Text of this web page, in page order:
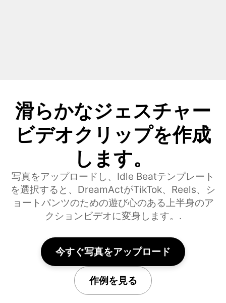
滑らかなジェスチャー
ビデオクリップを作成
します。
写真をアップロードし、Idle Beatテンプレート
を選択すると、DreamActがTikTok、Reels、シ
ョートパンツのための遊び心のある上半身のア
クションビデオに変身します。.
今すぐ写真をアップロード
作例を見る